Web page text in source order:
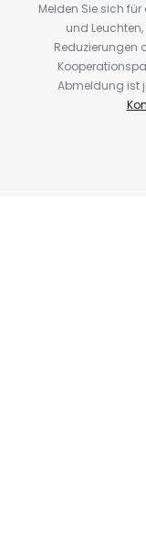
CDM-T
und sind
Melden Sie sich
und
Reduzierungen
Abmeldung ist